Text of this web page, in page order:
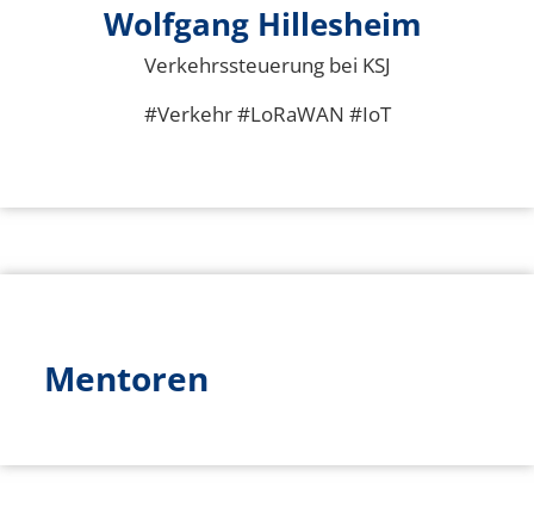
Wolfgang Hillesheim
Verkehrssteuerung bei KSJ
#Verkehr #LoRaWAN #IoT
Mentoren